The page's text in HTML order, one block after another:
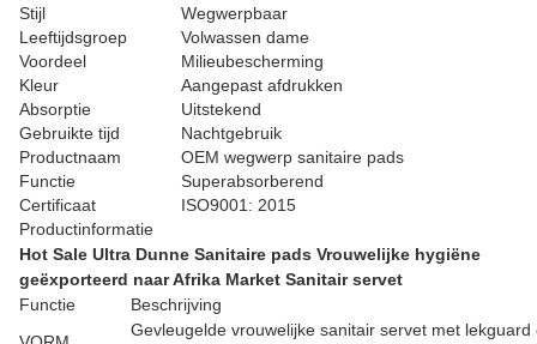
Stijl
Wegwerpbaar
Leeftijdsgroep
Volwassen dame
Voordeel
Milieubescherming
Kleur
Aangepast afdrukken
Absorptie
Uitstekend
Gebruikte tijd
Nachtgebruik
Productnaam
OEM wegwerp sanitaire pads
Functie
Superabsorberend
Certificaat
ISO9001: 2015
Productinformatie
Hot Sale Ultra Dunne Sanitaire pads Vrouwelijke hygiëne
geëxporteerd naar Afrika Market Sanitair servet
Functie
Beschrijving
Gevleugelde vrouwelijke sanitair servet met lekguard